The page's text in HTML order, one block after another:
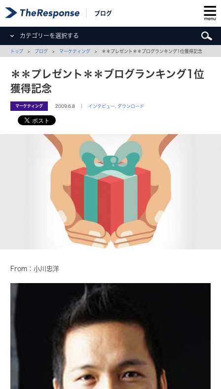
ブログ
カテゴリーを選択する
トップ > ブログ > マーケティング > ＊＊プレゼント＊＊ブログランキング1位獲得記念
＊＊プレゼント＊＊ブログランキング1位
獲得記念
マーケティング 2009.6.8 ｜ インタビュー ,ダウンロード
From：小川忠洋